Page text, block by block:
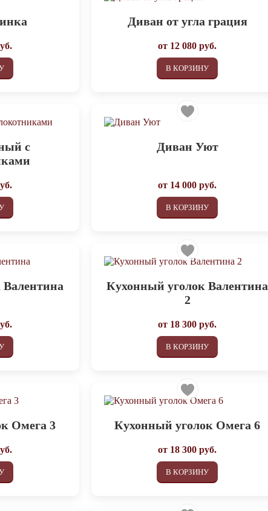
Диван от угла грация
от 12 080 руб.
В КОРЗИНУ
с
Диван Уют
от 14 000 руб.
В КОРЗИНУ
Кухонный уголок Валентина
2
от 18 300 руб.
В КОРЗИНУ
Омега 3 Кухонный уголок Омега 6
от 18 300 руб.
В КОРЗИНУ